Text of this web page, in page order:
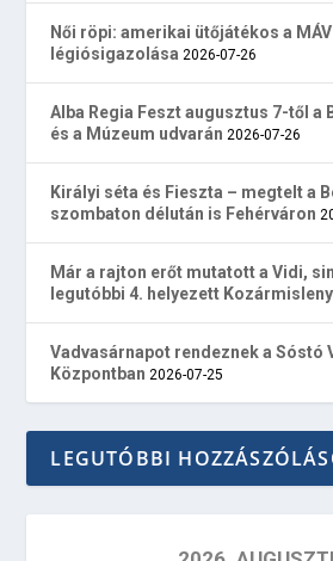
Női röpi: amerikai ütőjátékos a
légiósigazolása 2026-07-26
Alba Regia Feszt augusztus 7-től a
és a Múzeum udvarán 2026-07-26
Királyi séta és Fieszta – megtelt a
szombaton délután is Fehérváron
Már a rajton erőt mutatott a Vidi,
legutóbbi 4. helyezett
Vadvasárnapot rendeznek a Sóstó
Központban 2026-07-25
LEGUTÓBBI